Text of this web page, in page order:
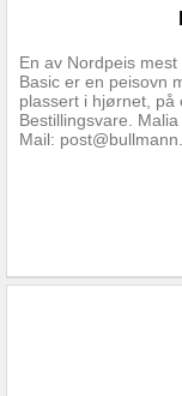
En av Nordpeis
Basic er en peisovn
plassert i hjørnet, på
Bestillingsvare.
Mail: